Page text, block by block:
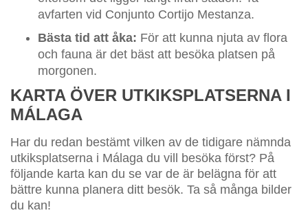
avfarten vid Conjunto Cortijo Mestanza.
Bästa tid att åka: För att kunna njuta av flora
och fauna är det bäst att besöka platsen på
morgonen.
KARTA ÖVER UTKIKSPLATSERNA I
MÁLAGA
Har du redan bestämt vilken av de tidigare nämnda
utkiksplatserna i Málaga du vill besöka först? På
följande karta kan du se var de är belägna för att
bättre kunna planera ditt besök. Ta så många bilder
du kan!